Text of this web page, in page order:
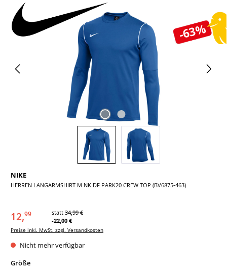
-63%
Bildergalerie überspringen
NIKE
HERREN LANGARMSHIRT M NK DF PARK20 CREW TOP (BV6875-463)
12,99 statt 34,99 €
-22,00 €
Preise inkl. MwSt. zzgl. Versandkosten
Nicht mehr verfügbar
Größeauswählen